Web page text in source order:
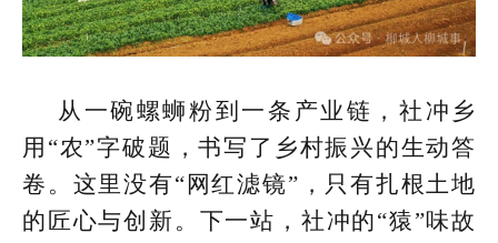
从一碗螺蛳粉到一条产业链，社冲乡
用“农”字破题，书写了乡村振兴的生动答
卷。这里没有“网红滤镜”，只有扎根土地
的匠心与创新。下一站，社冲的“猿”味故